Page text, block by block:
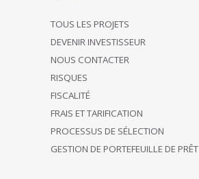
TOUS LES PROJETS
DEVENIR INVESTISSEUR
NOUS CONTACTER
RISQUES
FISCALITÉ
FRAIS ET TARIFICATION
PROCESSUS DE SÉLECTION
GESTION DE PORTEFEUILLE DE PRÊT